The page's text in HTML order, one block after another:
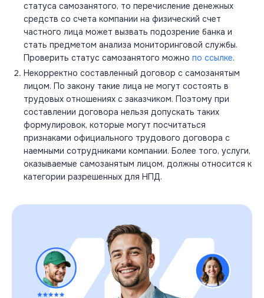
статуса самозанятого, то перечисление денежных
средств со счета компании на физический счет
частного лица может вызвать подозрение банка и
стать предметом анализа мониторинговой службы.
Проверить статус самозанятого можно по ссылке.
Некорректно составленный договор с самозанятым
лицом. По закону такие лица не могут состоять в
трудовых отношениях с заказчиком. Поэтому при
составлении договора нельзя допускать таких
формулировок, которые могут посчитаться
признаками официального трудового договора с
наемными сотрудниками компании. Более того, услуги,
оказываемые самозанятым лицом, должны относится к
категории разрешенных для НПД.